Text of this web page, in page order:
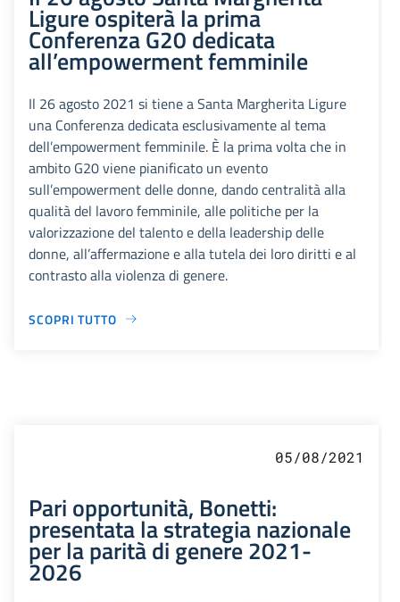
Ligure ospiterà la prima
Conferenza G20 dedicata
all’empowerment femminile
Il 26 agosto 2021 si tiene a Santa Margherita Ligure
una Conferenza dedicata esclusivamente al tema
dell’empowerment femminile. È la prima volta che in
ambito G20 viene pianificato un evento
sull’empowerment delle donne, dando centralità alla
qualità del lavoro femminile, alle politiche per la
valorizzazione del talento e della leadership delle
donne, all’affermazione e alla tutela dei loro diritti e al
contrasto alla violenza di genere.
SCOPRI TUTTO
05/08/2021
Pari opportunità, Bonetti:
presentata la strategia nazionale
per la parità di genere 2021-
2026